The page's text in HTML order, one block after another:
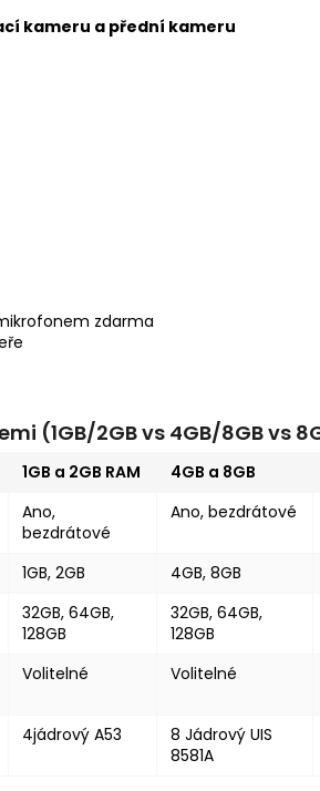
kameru a přední kameru
zdarma
(1GB/2GB vs 4GB/8GB vs
1GB a 2GB RAM 4GB a 8GB
Ano,
bezdrátové
Ano, bezdrátové
1GB, 2GB 4GB, 8GB
32GB, 64GB,
128GB
32GB, 64GB,
128GB
Volitelné Volitelné
4jádrový A53
8 Jádrový UIS
8581A